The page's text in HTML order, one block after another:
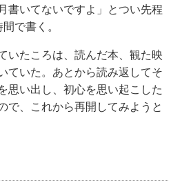
書いてないですよ」とつい先程
で書く。
いたころは、読んだ本、観た映
ていた。あとから読み返してそ
思い出し、初心を思い起こした
で、これから再開してみようと